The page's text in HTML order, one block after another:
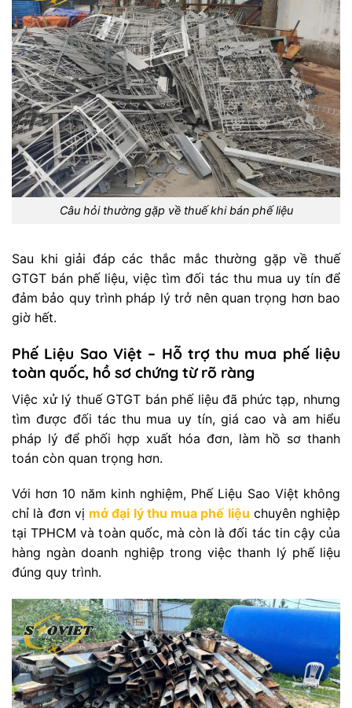
Câu hỏi thường gặp về thuế khi bán phế liệu
Sau khi giải đáp các thắc mắc thường gặp về thuế
GTGT bán phế liệu, việc tìm đối tác thu mua uy tín để
đảm bảo quy trình pháp lý trở nên quan trọng hơn bao
giờ hết.
Phế Liệu Sao Việt – Hỗ trợ thu mua phế liệu
toàn quốc, hồ sơ chứng từ rõ ràng
Việc xử lý thuế GTGT bán phế liệu đã phức tạp, nhưng
tìm được đối tác thu mua uy tín, giá cao và am hiểu
pháp lý để phối hợp xuất hóa đơn, làm hồ sơ thanh
toán còn quan trọng hơn.
Với hơn 10 năm kinh nghiệm, Phế Liệu Sao Việt không
chỉ là đơn vị mở đại lý thu mua phế liệu chuyên nghiệp
tại TPHCM và toàn quốc, mà còn là đối tác tin cậy của
hàng ngàn doanh nghiệp trong việc thanh lý phế liệu
đúng quy trình.